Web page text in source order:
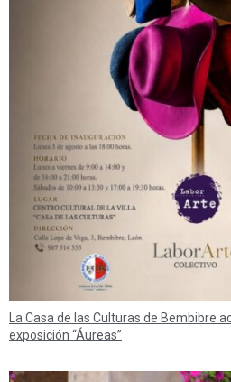
La Casa de las Culturas de Bembibre
exposición “Áureas”